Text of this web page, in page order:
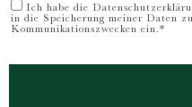
Ich habe die
in die Speicherung meiner Daten
Kommunikationszwecken ein.*